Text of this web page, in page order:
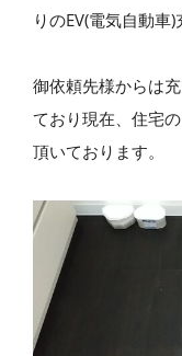
りのEV(電気自動車
御依頼先様からは
ており現在、住宅
頂いております。